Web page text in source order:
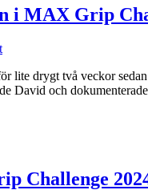
i MAX Grip
drygt två veckor
David och
Challenge